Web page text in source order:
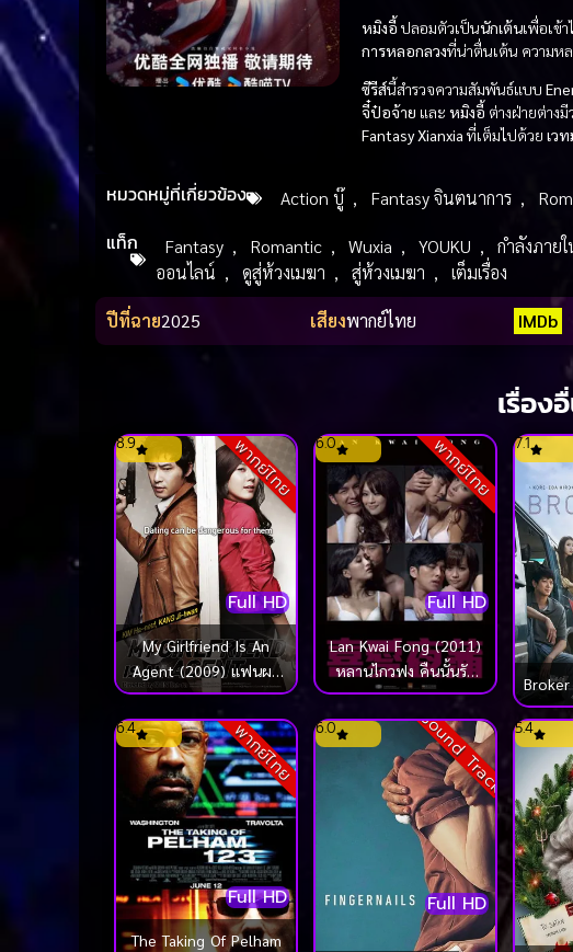
หมิงอี้ ปลอมตัวเป็นนักเต้นเพื่อเข้
การหลอกลวงที่น่าตื่นเต้น ความหล
ซีรีส์นี้สำรวจความสัมพันธ์แบบ
จี๋ป๋อจ้าย และ หมิงอี้ ต่างฝ่ายต่างมี
Fantasy Xianxia ที่เต็มไปด้วย เว
หมวดหมู่ที่เกี่ยวข้อง Action บู๊ , Fantasy จินตนาการ ,
แท็ก Fantasy , Romantic , Wuxia , YOUKU , กำลังภาย
ออนไลน์ , ดูสู่ห้วงเมฆา , สู่ห้วงเมฆา , เต็มเรื่อง
ปีที่ฉาย2025 เสียงพากย์ไทย IMDb
เรื่อง
พากย์ไทย
Full HD
8.9
My Girlfriend Is An
Agent (2009) แฟนผม
เป็นสายลับ
พากย์ไทย
Full HD
6.0
Lan Kwai Fong (2011)
หลานไกวฟง คืนนั้นรัก
ฝังใจ
7.1
พากย์ไทย
Full HD
6.4
The Taking Of Pelham
Sound Track
Full HD
6.0 5.4